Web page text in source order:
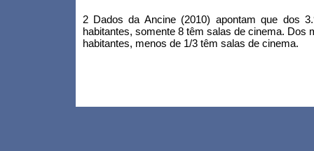
2 Dados da Ancine (2010) apontam que dos
habitantes, somente 8 têm salas de cinema. Dos
habitantes, menos de 1/3 têm salas de cinema.